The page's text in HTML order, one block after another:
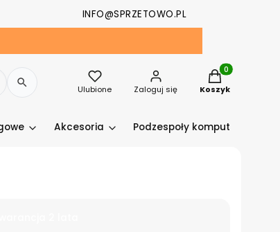
INFO@SPRZETOWO.PL
Ulubione Zaloguj się
Produkty w
Koszyk
Akcesoria Podzespoły komputerowe